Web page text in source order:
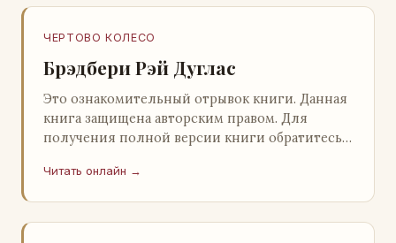
ЧЕРТОВО КОЛЕСО
Брэдбери Рэй Дуглас
Это ознакомительный отрывок книги. Данная
книга защищена авторским правом. Для
получения полной версии книги обратитесь к
легального ко…
Читать онлайн →